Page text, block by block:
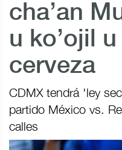
cha’an
u ko’ojil
cerveza
CDMX tendrá 'ley
partido México vs.
calles